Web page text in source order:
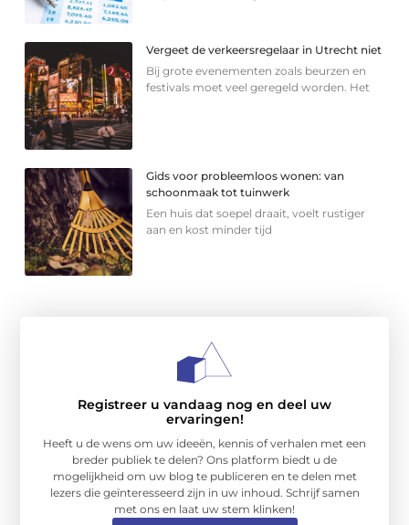
Vergeet de verkeersregelaar in Utrecht niet
Bij grote evenementen zoals beurzen en
festivals moet veel geregeld worden. Het
Gids voor probleemloos wonen: van
schoonmaak tot tuinwerk
Een huis dat soepel draait, voelt rustiger
aan en kost minder tijd
Registreer u vandaag nog en deel uw
ervaringen!
Heeft u de wens om uw ideeën, kennis of verhalen met een
breder publiek te delen? Ons platform biedt u de
mogelijkheid om uw blog te publiceren en te delen met
lezers die geïnteresseerd zijn in uw inhoud. Schrijf samen
met ons en laat uw stem klinken!